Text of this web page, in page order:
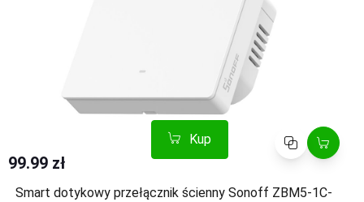
Kup Porównaj
99.99 zł
Smart dotykowy przełącznik ścienny Sonoff ZBM5-1C-